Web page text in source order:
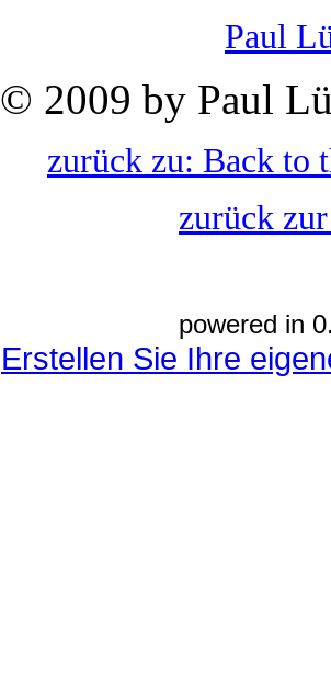
Paul
© 2009 by Paul
zurück zu: Back to
zurück
powered in
Erstellen Sie Ihre